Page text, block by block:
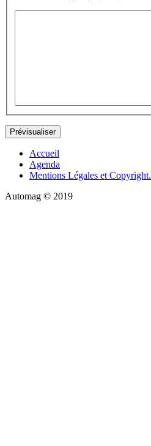
Accueil
Agenda
Mentions Légales et Copyright.
Automag © 2019